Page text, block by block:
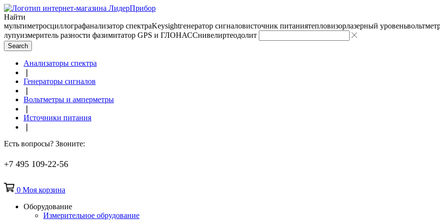
Найти
мультиметросциллографанализатор спектраKeysightгенератор сигналовисточник питаниятепловизорлазерный уровень
лупуизмеритель разности фазимитатор GPS и ГЛОНАССнивелиртеодолит
Search
Анализаторы спектра
Генераторы сигналов
Вольтметры и амперметры
Источники питания
Есть вопросы? Звоните:
+7 495 109-22-56
0 Моя корзина
Оборудование
Измерительное обрудование